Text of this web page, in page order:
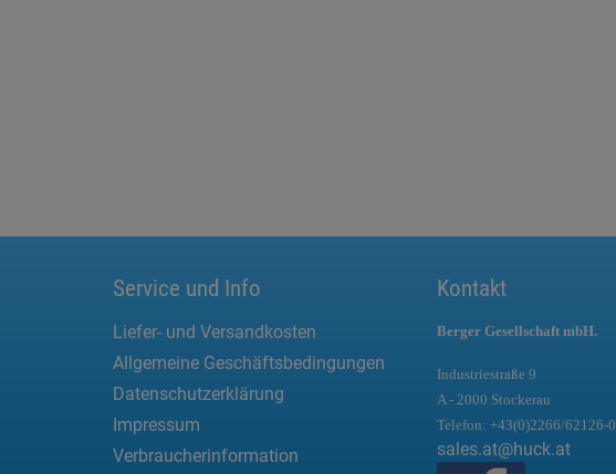
Service und Info
Liefer- und Versandkosten
Allgemeine Geschäftsbedingungen
Datenschutzerklärung
Impressum
Verbraucherinformation
Kontakt
Berger Gesellschaft mbH.
Industriestraße 9
A - 2000 Stockerau
Telefon: +43(0)2266/62126-0
sales.at@huck.at